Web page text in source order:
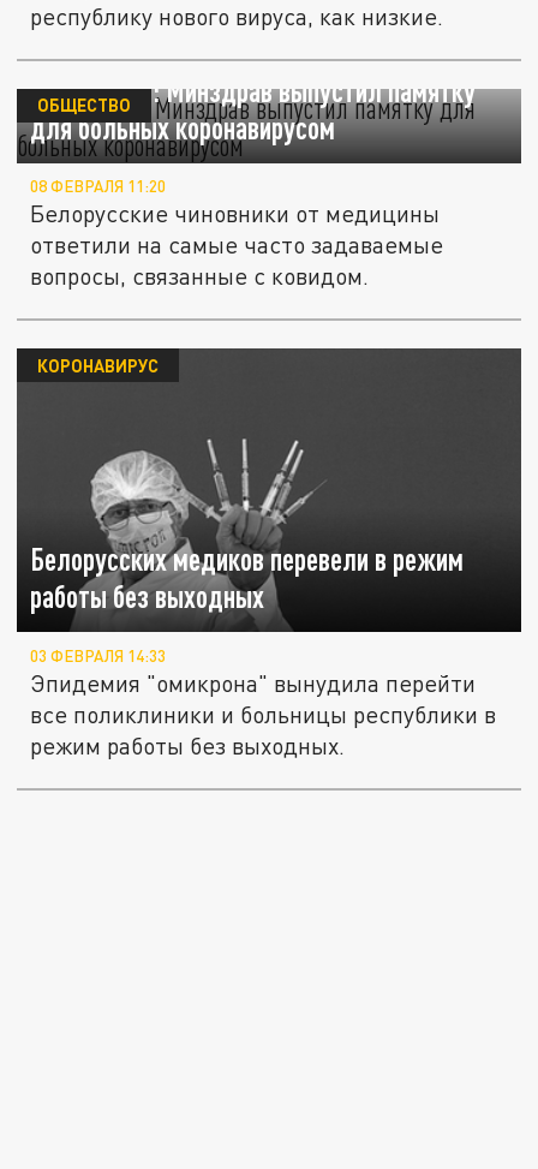
республику нового вируса, как низкие.
Что делать: Минздрав выпустил памятку
для больных коронавирусом
ОБЩЕСТВО
08 ФЕВРАЛЯ 11:20
Белорусские чиновники от медицины
ответили на самые часто задаваемые
вопросы, связанные с ковидом.
Белорусских медиков перевели в режим
работы без выходных
КОРОНАВИРУС
03 ФЕВРАЛЯ 14:33
Эпидемия "омикрона" вынудила перейти
все поликлиники и больницы республики в
режим работы без выходных.